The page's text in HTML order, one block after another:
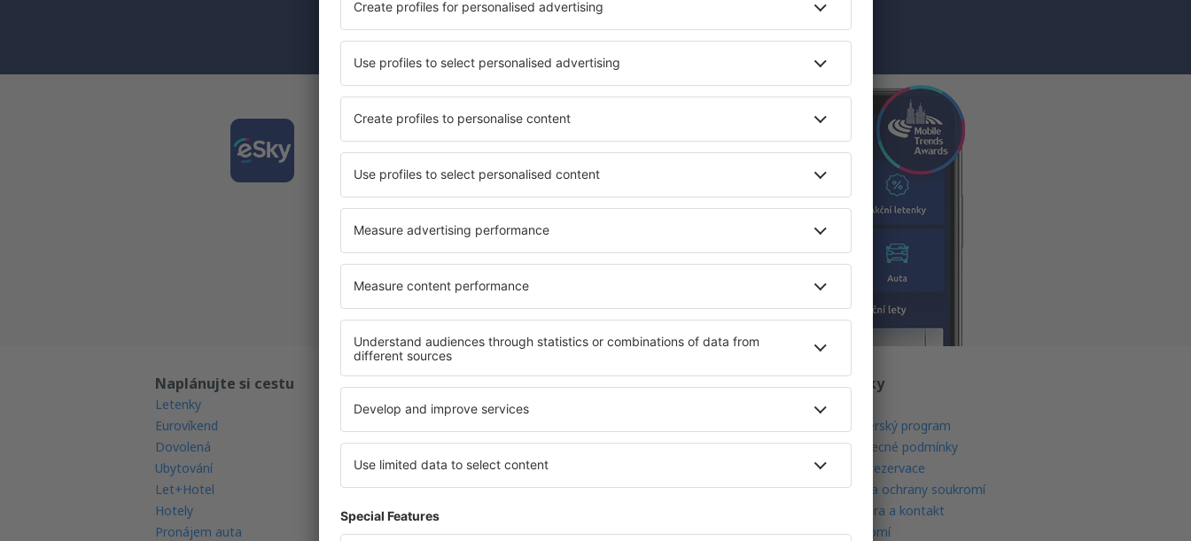
Zaznačením políčka pro odběr newsletteru, vepsáním e-mailové adresy a zvolením možnosti „Zapsat se“
Stáhněte si naši aplikaci
a plánujte své cesty pohodlně
Nejlépe hodnocená aplikace v kategorii cestování
Každý den nové nabídky na dosah ruky
Všechny vaše rezervace na jednom místě
Naplánujte si cestu
Letenky
Eurovíkend
Dovolená
Ubytování
Let+Hotel
Hotely
Pronájem auta
Přečtěte si více
Garance nejnižší ceny
MultiLine
Letový radar
Levné letecké společnosti
Národní letecké společnosti
Recenze leteckých společností
Letecké společnosti
easyJet
KLM
Vueling
O eSky
Partnerský program
Všeobecné podmínky
Moje rezervace
Politika ochrany soukromí
Podpora a kontakt
Soukromí